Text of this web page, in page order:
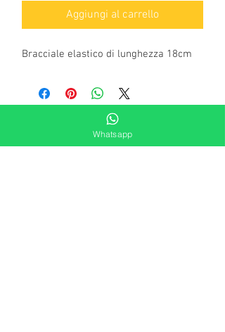
Aggiungi al carrello
Bracciale elastico di lunghezza 18cm
Whatsapp